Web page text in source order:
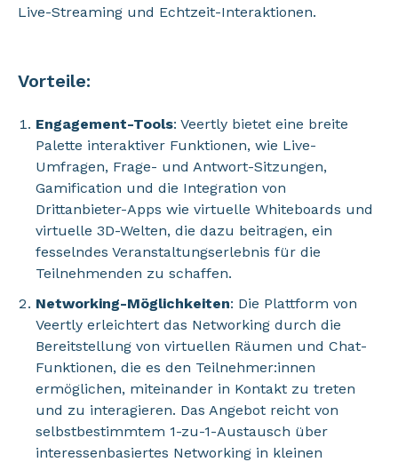
Live-Streaming und Echtzeit-Interaktionen.
Vorteile:
Engagement-Tools: Veertly bietet eine breite
Palette interaktiver Funktionen, wie Live-
Umfragen, Frage- und Antwort-Sitzungen,
Gamification und die Integration von
Drittanbieter-Apps wie virtuelle Whiteboards und
virtuelle 3D-Welten, die dazu beitragen, ein
fesselndes Veranstaltungserlebnis für die
Teilnehmenden zu schaffen.
Networking-Möglichkeiten: Die Plattform von
Veertly erleichtert das Networking durch die
Bereitstellung von virtuellen Räumen und Chat-
Funktionen, die es den Teilnehmer:innen
ermöglichen, miteinander in Kontakt zu treten
und zu interagieren. Das Angebot reicht von
selbstbestimmtem 1-zu-1-Austausch über
interessenbasiertes Networking in kleinen